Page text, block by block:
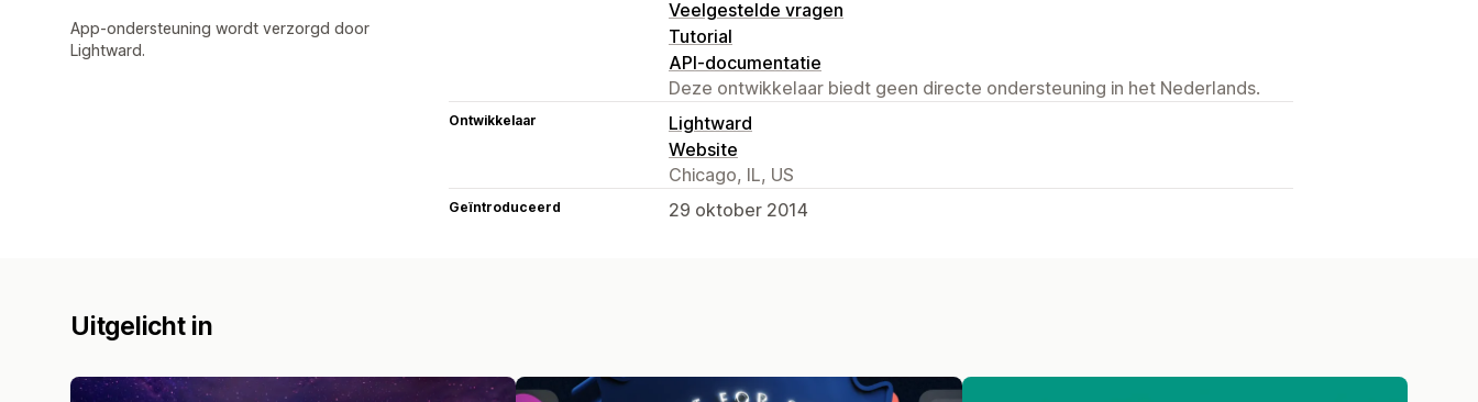
App-ondersteuning wordt verzorgd door
Lightward.
Veelgestelde vragen
Tutorial
API-documentatie
Deze ontwikkelaar biedt geen directe ondersteuning in het Nederlands.
Ontwikkelaar
Lightward
Website
Chicago, IL, US
Geïntroduceerd 29 oktober 2014
Uitgelicht in